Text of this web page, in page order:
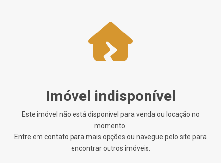
Imóvel indisponível
Este imóvel não está disponível para venda ou locação no
momento.
Entre em contato para mais opções ou navegue pelo site para
encontrar outros imóveis.